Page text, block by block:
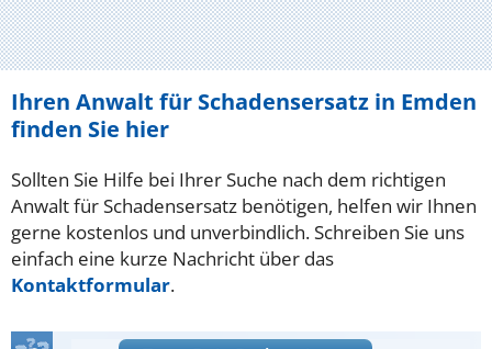
Ihren Anwalt für Schadensersatz in Emden
finden Sie hier
Sollten Sie Hilfe bei Ihrer Suche nach dem richtigen
Anwalt für Schadensersatz benötigen, helfen wir Ihnen
gerne kostenlos und unverbindlich. Schreiben Sie uns
einfach eine kurze Nachricht über das
Kontaktformular.